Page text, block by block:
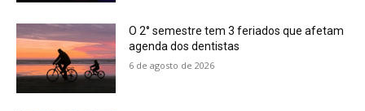
O 2° semestre tem 3 feriados que afetam
agenda dos dentistas
6 de agosto de 2026